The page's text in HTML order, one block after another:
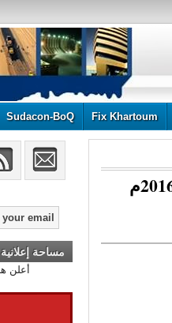
Fix Khartoum
Sudacon-BoQ
مساحة إعلانية